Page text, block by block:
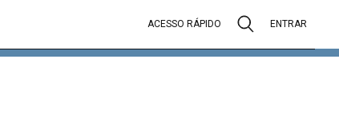
ACESSO RÁPIDO ENTRAR